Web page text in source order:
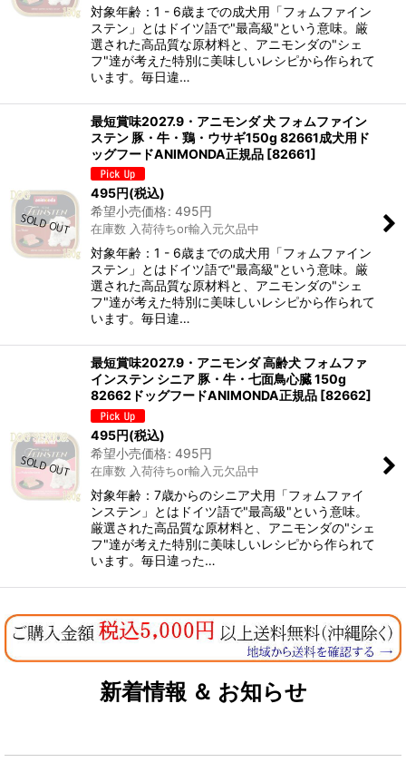
対象年齢：1 - 6歳までの成犬用「フォムファイン
ステン」とはドイツ語で"最高級"という意味。厳
選された高品質な原材料と、アニモンダの"シェ
フ"達が考えた特別に美味しいレシピから作られて
います。毎日違…
最短賞味2027.9・アニモンダ 犬 フォムファイン
ステン 豚・牛・鶏・ウサギ150g 82661成犬用ド
ッグフードANIMONDA正規品 [82661]
495円(税込)
希望小売価格: 495円
在庫数 入荷待ちor輸入元欠品中
対象年齢：1 - 6歳までの成犬用「フォムファイン
ステン」とはドイツ語で"最高級"という意味。厳
選された高品質な原材料と、アニモンダの"シェ
フ"達が考えた特別に美味しいレシピから作られて
います。毎日違…
最短賞味2027.9・アニモンダ 高齢犬 フォムファ
インステン シニア 豚・牛・七面鳥心臓 150g
82662ドッグフードANIMONDA正規品 [82662]
495円(税込)
希望小売価格: 495円
在庫数 入荷待ちor輸入元欠品中
対象年齢：7歳からのシニア犬用「フォムファイ
ンステン」とはドイツ語で"最高級"という意味。
厳選された高品質な原材料と、アニモンダの"シェ
フ"達が考えた特別に美味しいレシピから作られて
います。毎日違った…
新着情報 ＆ お知らせ